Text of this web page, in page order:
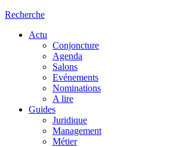
Recherche
Actu
Conjoncture
Agenda
Salons
Evénements
Nominations
A lire
Guides
Juridique
Management
Métier